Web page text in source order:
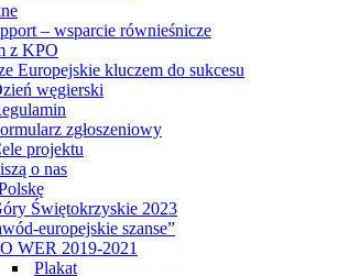
– wsparcie równieśnicze
z KPO
Europejskie kluczem do sukcesu
węgierski
zgłoszeniowy
projektu
o nas
Świętokrzyskie 2023
europejskie szanse”
WER 2019-2021
Plakat